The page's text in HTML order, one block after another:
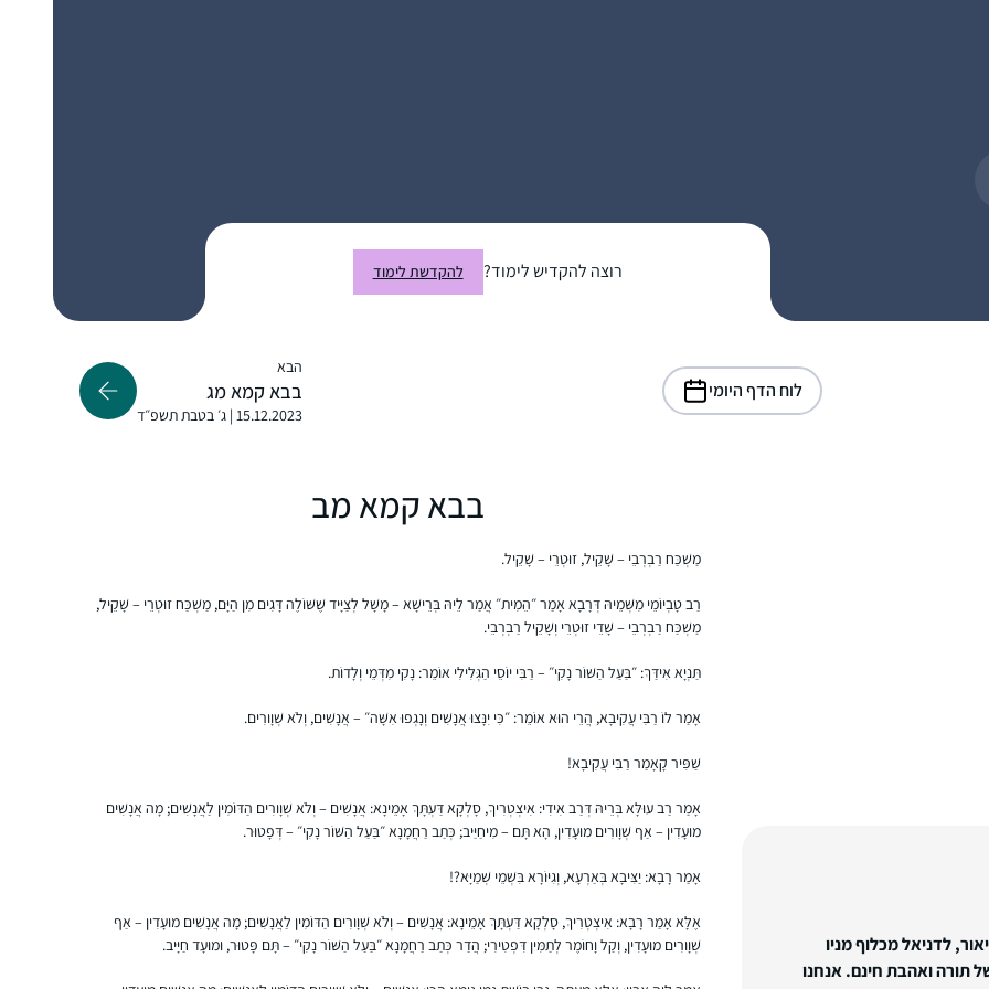
רוצה להקדיש לימוד? להקדשת לימוד
לוח הדף היומי
הבא
בבא קמא מג
15.12.2023 | ג׳ בטבת תשפ״ד
לדניאל מכלוף מניו
תורה ואהבת חינם. אנחנו
בבא קמא מב
מַשְׁכַּח רַבְרְבֵי – שָׁקֵיל, זוּטְרֵי – שָׁקֵיל.
רַב טָבְיוֹמֵי מִשְּׁמֵיהּ דְּרָבָא אָמַר ״הֵמִית״ אֲמַר לֵיהּ בְּרֵישָׁא – מָשָׁל לְצַיָּיד שֶׁשּׁוֹלֶה דָּגִים מִן הַיָּם, מַשְׁכַּח זוּטְרֵי – שָׁקֵיל,
מַשְׁכַּח רַבְרְבֵי – שָׁדֵי זוּטְרֵי וְשָׁקֵיל רַבְרְבֵי.
תַּנְיָא אִידַּךְ: ״בַּעַל הַשּׁוֹר נָקִי״ – רַבִּי יוֹסֵי הַגְּלִילִי אוֹמֵר: נָקִי מִדְּמֵי וְלָדוֹת.
אָמַר לוֹ רַבִּי עֲקִיבָא, הֲרֵי הוּא אוֹמֵר: ״כִּי יִנָּצוּ אֲנָשִׁים וְנָגְפוּ אִשָּׁה״ – אֲנָשִׁים, וְלֹא שְׁוָורִים.
שַׁפִּיר קָאָמַר רַבִּי עֲקִיבָא!
אָמַר רַב עוּלָּא בְּרֵיהּ דְּרַב אִידִי: אִיצְטְרִיךְ, סָלְקָא דַּעְתָּךְ אָמֵינָא: אֲנָשִׁים – וְלֹא שְׁוָורִים הַדּוֹמִין לַאֲנָשִׁים; מָה אֲנָשִׁים
מוּעָדִין – אַף שְׁוָורִים מוּעָדִין, הָא תָּם – מִיחַיַּיב; כְּתַב רַחֲמָנָא ״בַּעַל הַשּׁוֹר נָקִי״ – דְּפָטוּר.
אָמַר רָבָא: יַצִּיבָא בְּאַרְעָא, וְגִיּוֹרָא בִּשְׁמֵי שְׁמַיָּא?!
אֶלָּא אָמַר רָבָא: אִיצְטְרִיךְ, סָלְקָא דַּעְתָּךְ אָמֵינָא: אֲנָשִׁים – וְלֹא שְׁוָורִים הַדּוֹמִין לַאֲנָשִׁים; מָה אֲנָשִׁים מוּעָדִין – אַף
שְׁוָורִים מוּעָדִין, וְקַל וָחוֹמֶר לְתַמִּין דִּפְטִירִי; הֲדַר כְּתַב רַחֲמָנָא ״בַּעַל הַשּׁוֹר נָקִי״ – תָּם פָּטוּר, וּמוּעָד חַיָּיב.
ספוראדי. אחרי "ההתגלות” בבנייני האומה
התחלתי ללמוד בעיקר בדרך הביתה למדתי
התחלתי ללמוד דף יומי שהתחילו מסכת כתובות,
נעזרתי בגמרת שטיינזלץ ובשיעורים מוקלטים.
הסביבה מאד תומכת ואני מקבלת המון מילים
תחושה שאני חלק מדבר גדול יותר.
תרצה קלמן – כלומר, לא נורא אם לא הצלחת
את הפער הזה.. עד שלפני מספר שבועות, כמעט
במקרה, נתקלתי במודעת פרסומת הקוראת
להצטרף ללימוד מסכת תענית. כשקראתי את
המודעה הרגשתי שהיא כאילו נכתבה עבורי –
להתחיל”, "בואי להתנסות במסכת קצרה וקלה”
(רק היה חסר שהמודעה תיפתח במילים "מיכי
שלום”..). קפצתי למים ו- ב”ה אני בדרך להגשמת